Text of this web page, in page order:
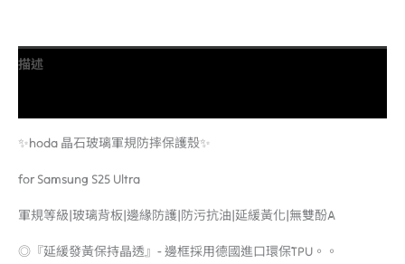
描述
✨hoda 晶石玻璃軍規防摔保護殼✨
for Samsung S25 Ultra
軍規等級|玻璃背板|邊緣防護|防污抗油|延緩黃化|無雙酚A
◎『延緩發黃保持晶透』- 邊框採用德國進口環保TPU。。